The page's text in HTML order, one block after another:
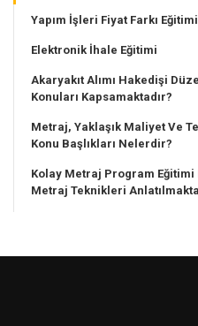
Yapım İşleri Fiyat Farkı Eğitimi
Elektronik İhale Eğitimi
Akaryakıt Alımı Hakedişi
Konuları Kapsamaktadır?
Metraj, Yaklaşık Maliyet Ve
Konu Başlıkları Nelerdir?
Kolay Metraj Program Eğitimi
Metraj Teknikleri